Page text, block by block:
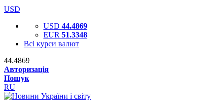
USD
USD 44.4869
EUR 51.3348
Всі курси валют
44.4869
Авторизація
Пошук
RU